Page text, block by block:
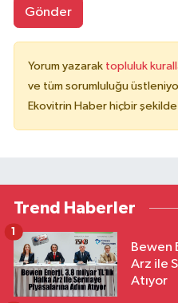
Gönder
Yorum yazarak topluluk
ve tüm sorumluluğu
Ekovitrin Haber hiçbir
Trend Haberler
Bewen
Arz ile
Atıyor
1